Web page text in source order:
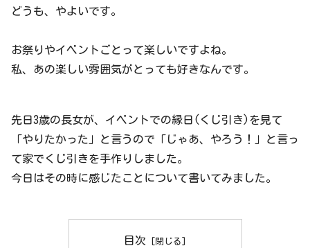
どうも、やよいです。
お祭りやイベントごとって楽しいですよね。
私、あの楽しい雰囲気がとっても好きなんです。
先日3歳の長女が、イベントでの縁日(くじ引き)を見て
「やりたかった」と言うので「じゃあ、やろう！」と言っ
て家でくじ引きを手作りしました。
今日はその時に感じたことについて書いてみました。
目次